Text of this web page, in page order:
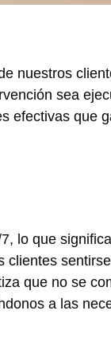
nuestros
sea
efectivas que
lo que
clientes
que no se
a las